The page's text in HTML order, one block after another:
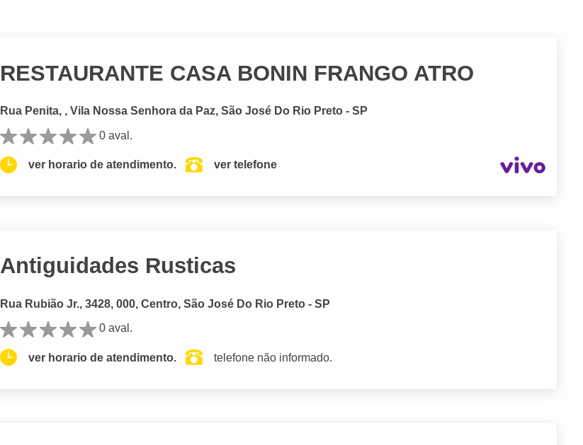
RESTAURANTE CASA BONIN FRANGO ATRO
Rua Penita, , Vila Nossa Senhora da Paz, São José Do Rio Preto - SP
0 aval.
ver horario de atendimento. ver telefone
Antiguidades Rusticas
Rua Rubião Jr., 3428, 000, Centro, São José Do Rio Preto - SP
0 aval.
ver horario de atendimento. telefone não informado.